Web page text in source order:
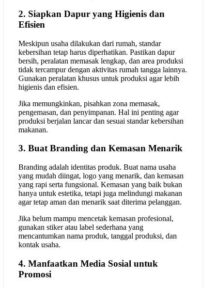
2. Siapkan Dapur yang Higienis dan
Efisien
Meskipun usaha dilakukan dari rumah, standar
kebersihan tetap harus diperhatikan. Pastikan dapur
bersih, peralatan memasak lengkap, dan area produksi
tidak tercampur dengan aktivitas rumah tangga lainnya.
Gunakan peralatan khusus untuk produksi agar lebih
higienis dan efisien.
Jika memungkinkan, pisahkan zona memasak,
pengemasan, dan penyimpanan. Hal ini penting agar
produksi berjalan lancar dan sesuai standar kebersihan
makanan.
3. Buat Branding dan Kemasan Menarik
Branding adalah identitas produk. Buat nama usaha
yang mudah diingat, logo yang menarik, dan kemasan
yang rapi serta fungsional. Kemasan yang baik bukan
hanya untuk estetika, tetapi juga melindungi makanan
agar tetap aman dan menarik saat diterima pelanggan.
Jika belum mampu mencetak kemasan profesional,
gunakan stiker atau label sederhana yang
mencantumkan nama produk, tanggal produksi, dan
kontak usaha.
4. Manfaatkan Media Sosial untuk
Promosi